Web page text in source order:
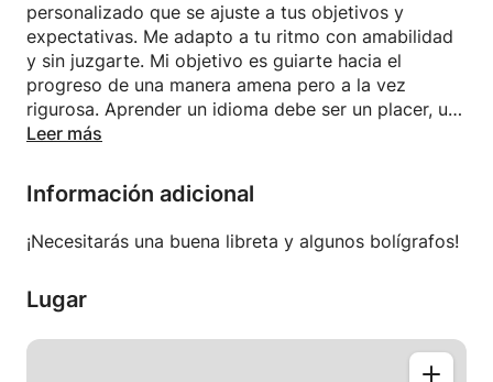
personalizado que se ajuste a tus objetivos y
expectativas. Me adapto a tu ritmo con amabilidad
y sin juzgarte. Mi objetivo es guiarte hacia el
progreso de una manera amena pero a la vez
rigurosa. Aprender un idioma debe ser un placer, un
momento para el intercambio y la convivencia. Mi
situaciones cotidianas, pero también ayudarte a
prepararte para exámenes como el DELF y el TCF.
Y, sobre todo, que ganes confianza y no tengas
miedo a equivocarte, ¡porque los errores son
Leer más
Información adicional
¡Necesitarás una buena libreta y algunos bolígrafos!
Lugar